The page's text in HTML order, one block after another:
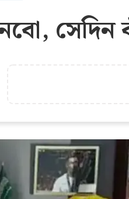
সেদিন